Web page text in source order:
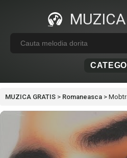
MUZICA GRATIS > Romaneasca > Mobtrap